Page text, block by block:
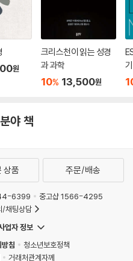
원
크리스천이 읽는 성경
과 과학
10% 13,500원
기
야 책
상품 주문/배송
6399
중고샵 1566-4295
채팅상담
업자 정보
침
청소년보호정책
거래처관계자께